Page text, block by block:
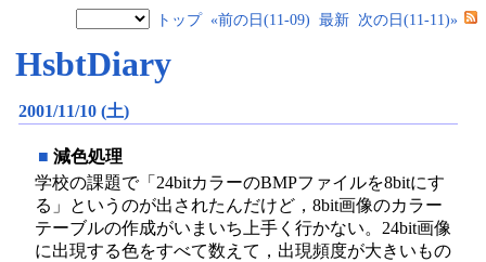
トップ «前の日(11-09) 最新 次の日(11-11)»
HsbtDiary
2001/11/10 (土)
■ 減色処理
学校の課題で「24bitカラーのBMPファイルを8bitにす
る」というのが出されたんだけど，8bit画像のカラー
テーブルの作成がいまいち上手く行かない。24bit画像
に出現する色をすべて数えて，出現頻度が大きいもの